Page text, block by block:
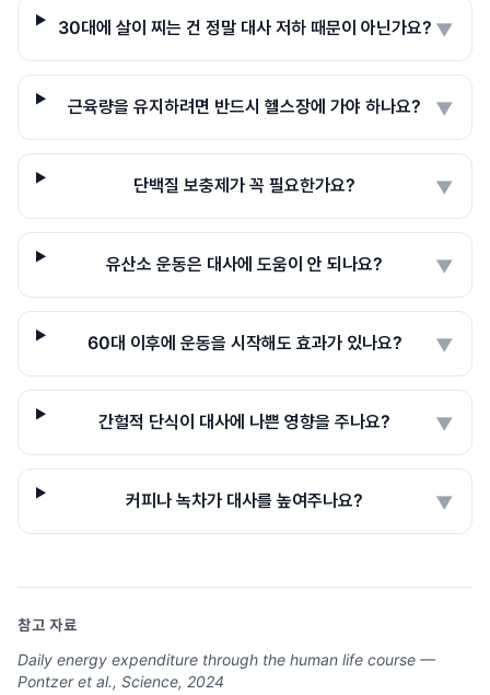
30대에 살이 찌는 건 정말 대사 저하 때문이 아닌가요? ▼
근육량을 유지하려면 반드시 헬스장에 가야 하나요? ▼
단백질 보충제가 꼭 필요한가요? ▼
유산소 운동은 대사에 도움이 안 되나요? ▼
60대 이후에 운동을 시작해도 효과가 있나요? ▼
간헐적 단식이 대사에 나쁜 영향을 주나요? ▼
커피나 녹차가 대사를 높여주나요? ▼
참고 자료
Daily energy expenditure through the human life course —
Pontzer et al., Science, 2024